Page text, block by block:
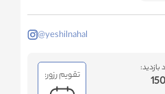
@yeshilnahal
بازدید: تقویم رزور: